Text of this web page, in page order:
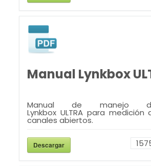
Manual Lynkbox
Manual de manejo
Lynkbox ULTRA para
canales abiertos.
Descargar